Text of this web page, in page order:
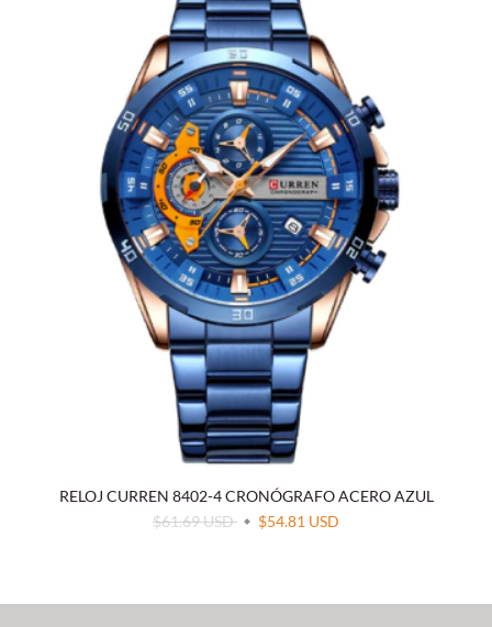
RELOJ CURREN 8402-4 CRONÓGRAFO ACERO AZUL
$61.69 USD
$54.81 USD